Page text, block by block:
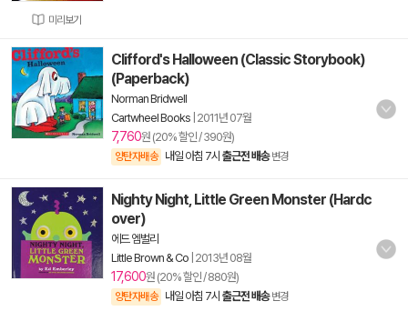
미리보기
Clifford's Halloween (Classic Storybook)
(Paperback)
Norman Bridwell
Cartwheel Books 2011년 07월
7,760원 (20% 할인 / 390원)
양탄자배송 내일 아침 7시 출근전 배송 변경
Nighty Night, Little Green Monster (Hardc
over)
에드 엠벌리
Little Brown & Co 2013년 08월
17,600원 (20% 할인 / 880원)
양탄자배송 내일 아침 7시 출근전 배송 변경